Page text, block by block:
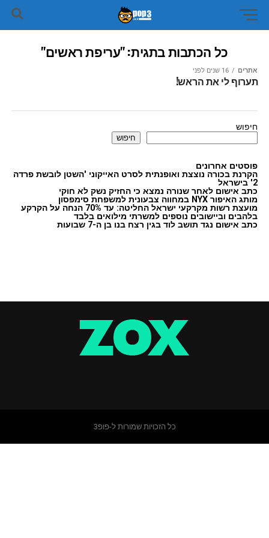
כל הכתבות בתגית: "עריפת ראשים"
אתרים 16 שנים לפני
תערוף לי את הראש!
חיפוש
חיפוש
פוסטים אחרונים
הקרנת בכורה נוצצת ואופנתית לסרט האייקוני 'השטן לובשת פרדה
2' בישראל
כתב אישום לאחר שנורה נמצא כי החזיק נשק לא חוקי
מותג האיפור NYX במחווה צבעונית למשפחת סימפסון
מועצת רשות מקרקעי ישראל החליטה: עד 70% הנחה על הקרקע
בלהבים וביישובים נוספים למשרתי מילואים בלבד
כתב אישום נגד תושב לוד בגין רצח בנו בן ה-7 שבועות
כל הזכויות שמורות ל-פופ3